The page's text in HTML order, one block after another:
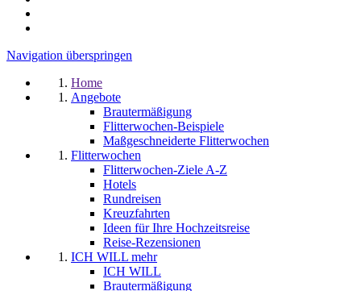
Navigation überspringen
Home
Angebote
Brautermäßigung
Flitterwochen-Beispiele
Maßgeschneiderte Flitterwochen
Flitterwochen
Flitterwochen-Ziele A-Z
Hotels
Rundreisen
Kreuzfahrten
Ideen für Ihre Hochzeitsreise
Reise-Rezensionen
ICH WILL mehr
ICH WILL
Brautermäßigung